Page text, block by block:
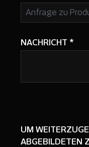
NACHRICHT *
UM
ABGEBILDETEN